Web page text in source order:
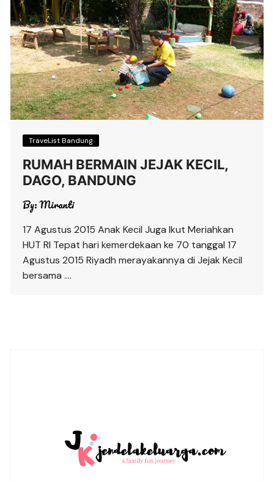
TraveList Bandung
RUMAH BERMAIN JEJAK KECIL,
DAGO, BANDUNG
By:Miranti
17 Agustus 2015 Anak Kecil Juga Ikut Meriahkan
HUT RI Tepat hari kemerdekaan ke 70 tanggal 17
Agustus 2015 Riyadh merayakannya di Jejak Kecil
bersama ….